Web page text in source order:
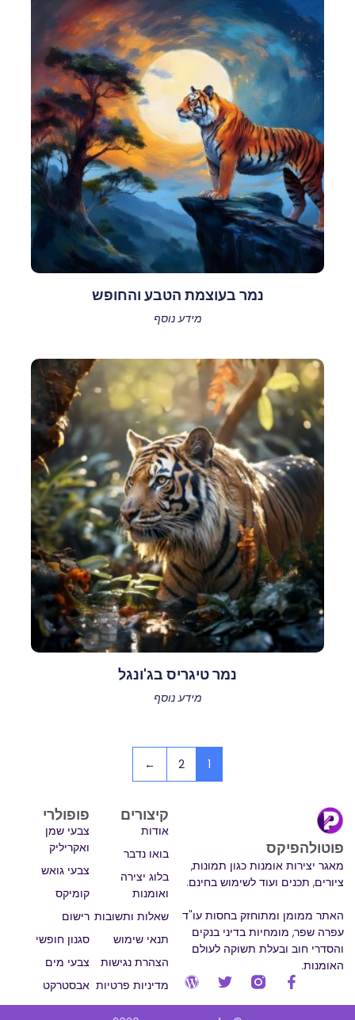
נמר בעוצמת הטבע והחופש
מידע נוסף
נמר טיגריס בג'ונגל
מידע נוסף
1
2
←
פוטולהפיקס
מאגר יצירות אומנות כגון תמונות,
ציורים, תכנים ועוד לשימוש בחינם.
האתר ממומן ומתוחזק בחסות עו"ד
עפרה שפר, מומחיות בדיני בנקים
והסדרי חוב ובעלת תשוקה לעולם
האומנות.
קיצורים
אודות
בואו נדבר
בלוג יצירה
ואומנות
שאלות ותשובות
תנאי שימוש
הצהרת נגישות
מדיניות פרטיות
פופולרי
צבעי שמן
ואקריליק
צבעי גואש
קומיקס
רישום
סגנון חופשי
צבעי מים
אבסטרקט